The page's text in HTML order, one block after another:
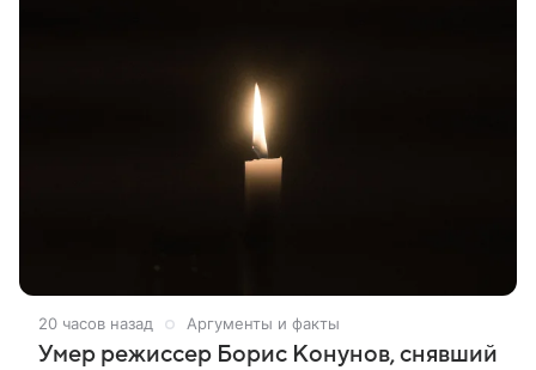
20 часов назад Аргументы и факты
Умер режиссер Борис Конунов, снявший